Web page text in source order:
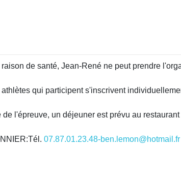
de santé, Jean-René ne peut prendre
qui participent s'inscrivent
l'épreuve, un déjeuner est prévu au
07.87.01.23.48-ben.lemon@hotmail.fr